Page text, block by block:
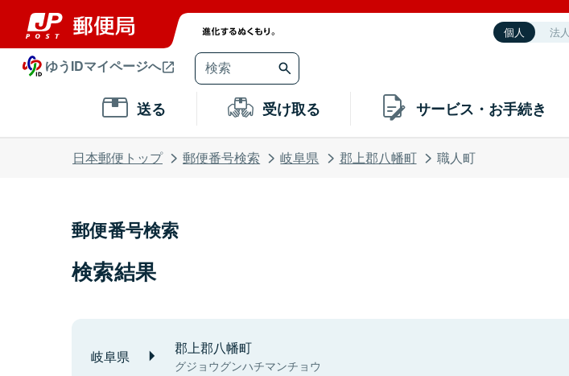
個人 法人
ゆうIDマイページへ
送る 受け取る サービス・お手続き
日本郵便トップ 郵便番号検索 岐阜県 郡上郡八幡町 職人町
郵便番号検索
検索結果
岐阜県 郡上郡八幡町
グジョウグンハチマンチョウ